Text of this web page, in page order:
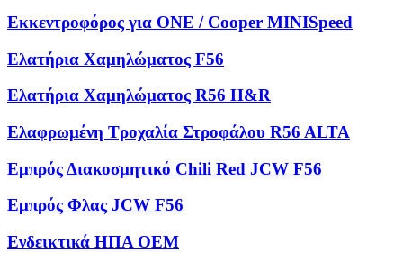
Εκκεντροφόρος για ONE / Cooper MINISpeed
Ελατήρια Χαμηλώματος F56
Ελατήρια Χαμηλώματος R56 H&R
Ελαφρωμένη Τροχαλία Στροφάλου R56 ALTA
Εμπρός Διακοσμητικό Chili Red JCW F56
Εμπρός Φλας JCW F56
Ενδεικτικά ΗΠΑ OEM